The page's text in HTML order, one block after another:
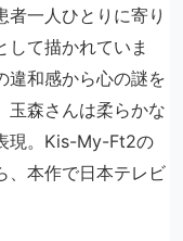
者一人ひとりに寄り
して描かれていま
違和感から心の謎を
玉森さんは柔らかな
現。Kis-My-Ft2の
、本作で日本テレビ